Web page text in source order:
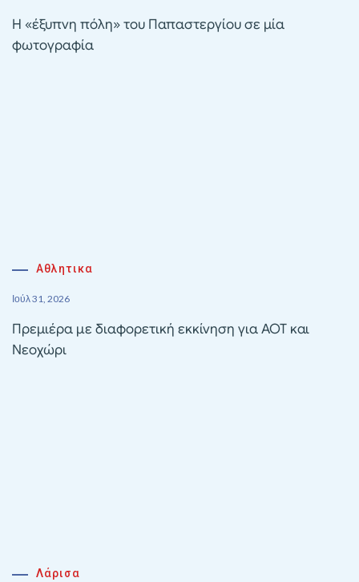
Η «έξυπνη πόλη» του Παπαστεργίου σε μία
φωτογραφία
Αθλητικα
Ιούλ 31, 2026
Πρεμιέρα με διαφορετική εκκίνηση για ΑΟΤ και
Νεοχώρι
Λάρισα